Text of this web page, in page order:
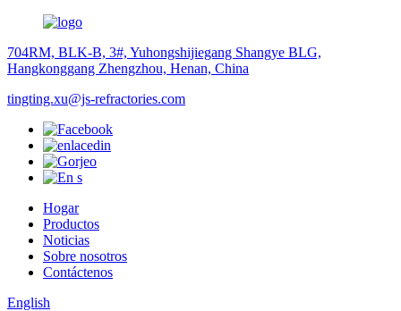
704RM, BLK-B, 3#, Yuhongshijiegang Shangye BLG,
Hangkonggang Zhengzhou, Henan, China
tingting.xu@js-refractories.com
Hogar
Productos
Noticias
Sobre nosotros
Contáctenos
English